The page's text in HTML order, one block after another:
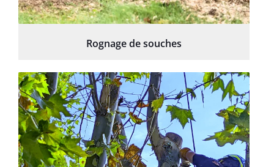
Rognage de souches